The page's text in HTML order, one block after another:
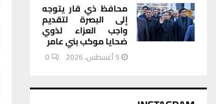
محافظ ذي قار يتوجه
إلى البصرة لتقديم
واجب العزاء لذوي
ضحايا موكب بني عامر
5 أغسطس، 2026 0